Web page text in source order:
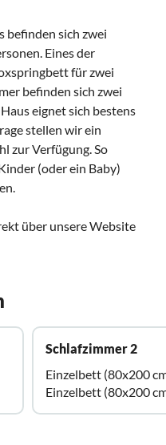
befinden sich zwei
Eines der
für zwei
befinden sich zwei
eignet sich bestens
stellen wir ein
zur Verfügung. So
(oder ein Baby)
über unsere Website
Schlafzimmer 2
Einzelbett (80x200
Einzelbett (80x200